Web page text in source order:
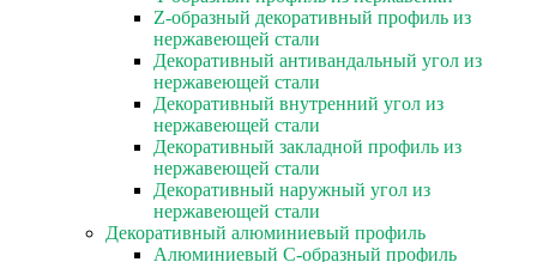
Z-образный декоративный профиль из
нержавеющей стали
Декоративный антивандальный угол из
нержавеющей стали
Декоративный внутренний угол из
нержавеющей стали
Декоративный закладной профиль из
нержавеющей стали
Декоративный наружный угол из
нержавеющей стали
Декоративный алюминиевый профиль
Алюминиевый С-образный профиль